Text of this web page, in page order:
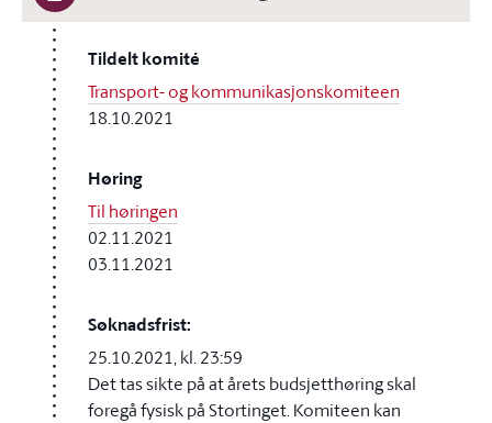
Tildelt komité
Transport- og kommunikasjonskomiteen
18.10.2021
Høring
Til høringen
02.11.2021
03.11.2021
Søknadsfrist:
25.10.2021, kl. 23:59
Det tas sikte på at årets budsjetthøring skal
foregå fysisk på Stortinget. Komiteen kan